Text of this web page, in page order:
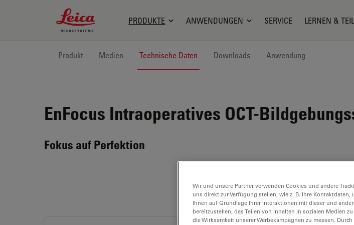
Leica Microsystems Logo
PRODUKTE ANWENDUNGEN SERVICE LERNEN &
Produkt Medien Technische Daten Downloads Anwendung
EnFocus Intraoperatives OCT-
Fokus auf Perfektion
Wir und unsere Partner verwenden Cookies und andere
uns direkt zur Verfügung stellen, wie z. B. Ihre Kontaktdaten,
Ihnen auf Grundlage Ihrer Interaktionen mit dieser und
bereitzustellen, das Teilen von Inhalten in sozialen Medien
die Wirksamkeit unserer Werbekampagnen zu messen.